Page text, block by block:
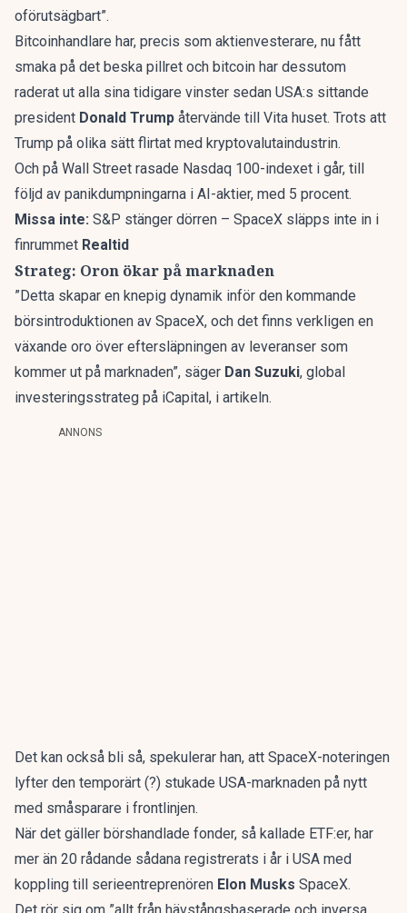
oförutsägbart”.
Bitcoinhandlare har, precis som aktienvesterare, nu fått
smaka på det beska pillret och bitcoin har dessutom
raderat ut alla sina tidigare vinster sedan USA:s sittande
president Donald Trump återvände till Vita huset. Trots att
Trump på olika sätt flirtat med kryptovalutaindustrin.
Och på Wall Street rasade Nasdaq 100-indexet i går, till
följd av panikdumpningarna i AI-aktier, med 5 procent.
Missa inte: S&P stänger dörren – SpaceX släpps inte in i
finrummet Realtid
Strateg: Oron ökar på marknaden
”Detta skapar en knepig dynamik inför den kommande
börsintroduktionen av SpaceX, och det finns verkligen en
växande oro över eftersläpningen av leveranser som
kommer ut på marknaden”, säger Dan Suzuki, global
investeringsstrateg på iCapital, i artikeln.
ANNONS
Det kan också bli så, spekulerar han, att SpaceX-noteringen
lyfter den temporärt (?) stukade USA-marknaden på nytt
med småsparare i frontlinjen.
När det gäller börshandlade fonder, så kallade ETF:er, har
mer än 20 rådande sådana registrerats i år i USA med
koppling till serieentreprenören Elon Musks SpaceX.